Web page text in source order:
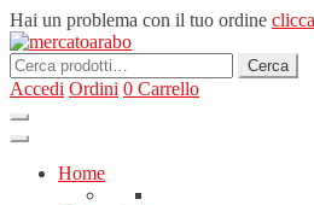
Hai un problema con il tuo ordine
Cerca: Cerca
Accedi Ordini 0 Carrello
Home